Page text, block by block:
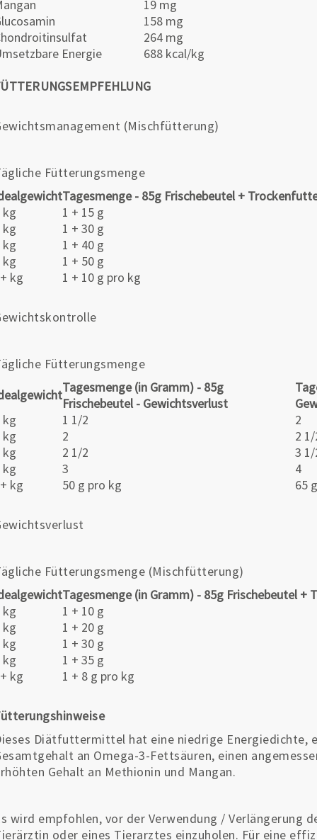
19 mg
158 mg
264 mg
Energie
688 kcal/kg
(Mischfütterung)
Fütterungsmenge
Tagesmenge - 85g Frischebeutel +
kg
1 + 15 g
kg
1 + 30 g
kg
1 + 40 g
kg
1 + 50 g
kg
1 + 10 g pro kg
Fütterungsmenge
Tagesmenge (in Gramm) - 85g
Frischebeutel - Gewichtsverlust
kg
1 1/2
2
kg
2
2
kg
2 1/2
3
kg
3
4
kg
50 g pro kg 65
Fütterungsmenge (Mischfütterung)
Tagesmenge (in Gramm) - 85g Frischebeutel +
kg
1 + 10 g
kg
1 + 20 g
kg
1 + 30 g
kg
1 + 35 g
kg
1 + 8 g pro kg
Diätfuttermittel hat eine niedrige Energiedichte,
an Omega-3-Fettsäuren, einen
Gehalt an Methionin und Mangan.
wird empfohlen, vor der Verwendung / Verlängerung
oder eines Tierarztes einzuholen. Für eine